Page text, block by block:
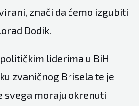
znači da ćemo izgubiti
Dodik.
liderima u BiH
zvaničnog Brisela te je
svega moraju okrenuti